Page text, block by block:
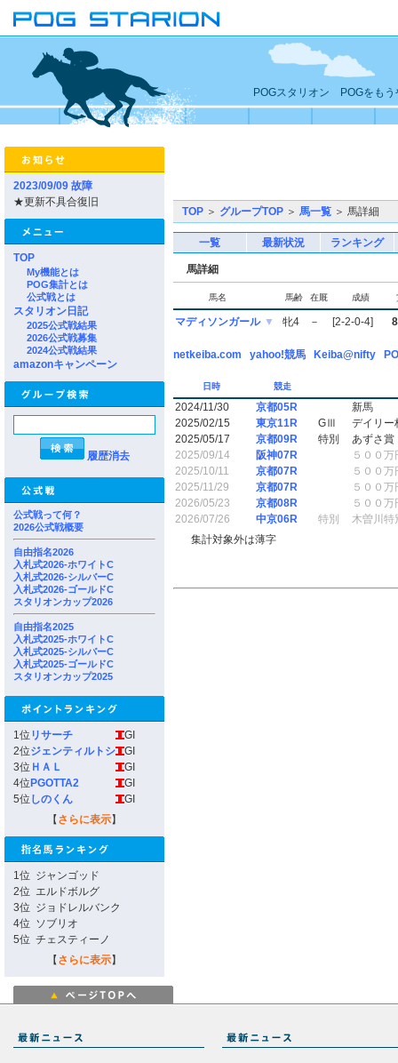
POGスタリオン POGをもう
2023/09/09 故障
★更新不具合復旧
TOP
My機能とは
POG集計とは
公式戦とは
スタリオン日記
2025公式戦結果
2026公式戦募集
2024公式戦結果
amazonキャンペーン
履歴消去
公式戦って何？
2026公式戦概要
自由指名2026
入札式2026-ホワイトC
入札式2026-シルバーC
入札式2026-ゴールドC
スタリオンカップ2026
自由指名2025
入札式2025-ホワイトC
入札式2025-シルバーC
入札式2025-ゴールドC
スタリオンカップ2025
1位 リサーチ
GI
2位ジェンティルトシ
GI
3位 ＨＡＬ
GI
4位 PGOTTA2
GI
5位 しのくん
GI
【 さらに表示】
1位 ジャンゴッド
2位 エルドボルグ
3位 ジョドレルバンク
4位 ソブリオ
5位 チェスティーノ
【 さらに表示】
TOP ＞ グループTOP ＞ 馬一覧 ＞ 馬詳細
一覧 最新状況 ランキング
馬詳細
馬名 馬齢 在厩 成績
マディソンガール ▼ 牝4 － [2-2-0-4]
netkeiba.com yahoo!競馬 Keiba@nifty
日時 競走
2024/11/30 京都05R
新馬
2025/02/15
東京11R GⅢ
デイリー
2025/05/17
京都09R 特別
あずさ賞
2025/09/14
阪神07R
５００万
2025/10/11
京都07R
５００万
2025/11/29
京都07R
５００万
2026/05/23
京都08R
５００万
2026/07/26
中京06R 特別
木曽川特
集計対象外は薄字